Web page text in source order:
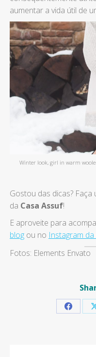
aumentar a vida útil de
Winter look, girl in warm
Gostou das dicas? Faça
da Casa Assuf!
E aproveite para
blog ou no Instagram
Fotos: Elements Envato
Share